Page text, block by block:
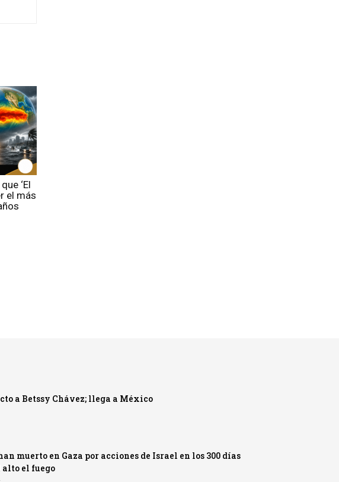
‘El
el más
a Betssy Chávez; llega a México
muerto en Gaza por acciones de Israel en los 300 días
alto el fuego